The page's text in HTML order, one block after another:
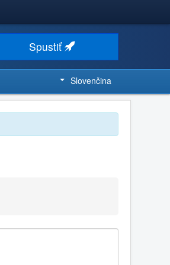
Spustiť
Slovenčina